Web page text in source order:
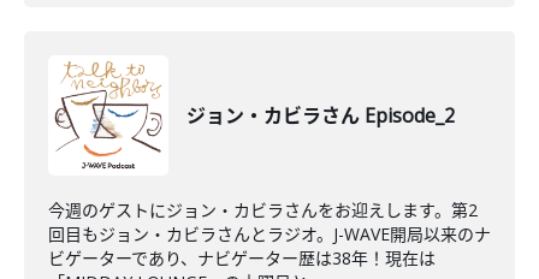
ジョン・カビラさん Episode_2
今週のゲストにジョン・カビラさんをお迎えします。第2
回目もジョン・カビラさんとラジオ。J-WAVE開局以来のナ
ビゲーターであり、ナビゲーター歴は38年！現在は